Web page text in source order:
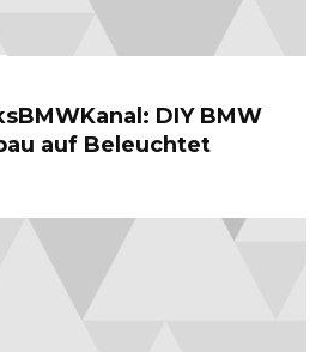
DIY BMW
auf Beleuchtet